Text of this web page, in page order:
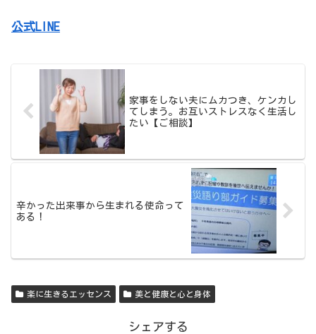
公式LINE
家事をしない夫にムカつき、ケンカし
てしまう。お互いストレスなく生活し
たい【ご相談】
辛かった出来事から生まれる使命って
ある！
楽に生きるエッセンス 美と健康と心と身体
シェアする